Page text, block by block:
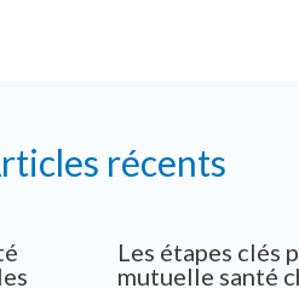
récents
Les étapes clés
mutuelle santé